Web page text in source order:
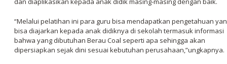
“Melalui pelatihan ini para guru bisa mendapatkan pengetahuan
bisa diajarkan kepada anak didiknya di sekolah termasuk informasi
bahwa yang dibutuhan Berau Coal seperti apa sehingga akan
dipersiapkan sejak dini sesuai kebutuhan perusahaan,”ungkapnya.